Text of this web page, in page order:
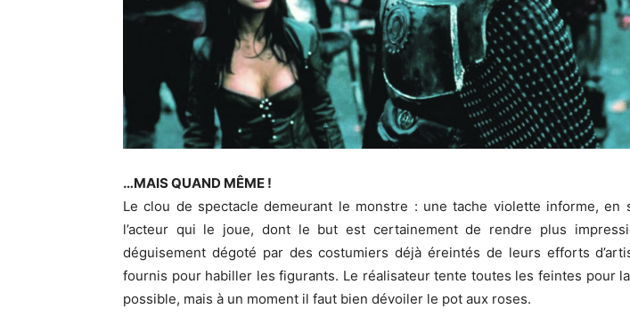
…MAIS QUAND MÊME !
Le clou de spectacle demeurant le monstre : une tache violette informe, en
l’acteur qui le joue, dont le but est certainement de rendre plus
déguisement dégoté par des costumiers déjà éreintés de leurs efforts
fournis pour habiller les figurants. Le réalisateur tente toutes les feintes pour
possible, mais à un moment il faut bien dévoiler le pot aux roses.